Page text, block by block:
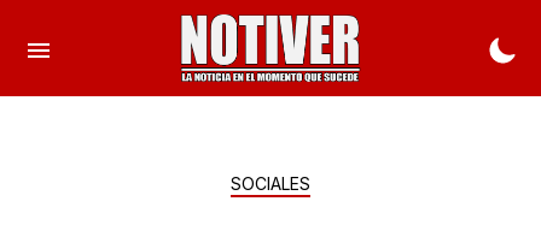
SOCIALES